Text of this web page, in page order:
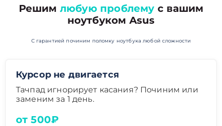
Решим любую проблему с вашим
ноутбуком Asus
С гарантией починим поломку ноутбука любой сложности
Курсор не двигается
Тачпад игнорирует касания? Починим или
заменим за 1 день.
от 500₽